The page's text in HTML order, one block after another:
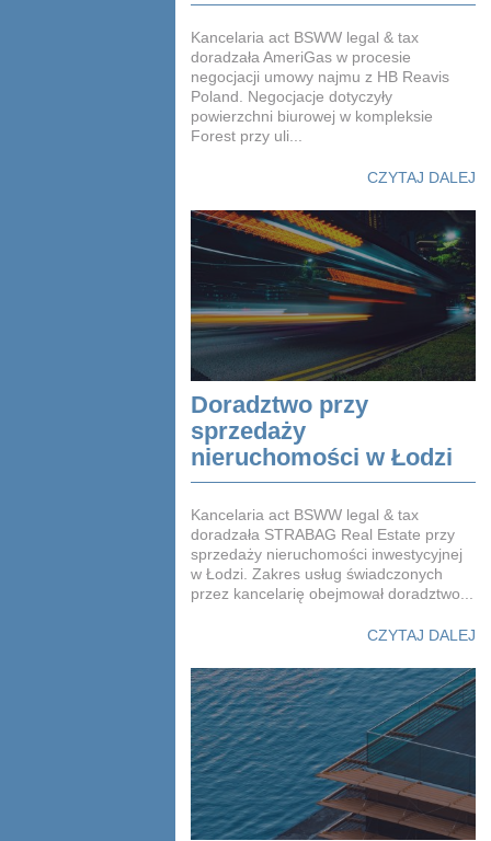
Kancelaria act BSWW legal & tax
doradzała AmeriGas w procesie
negocjacji umowy najmu z HB Reavis
Poland. Negocjacje dotyczyły
powierzchni biurowej w kompleksie
Forest przy uli...
CZYTAJ DALEJ
Doradztwo przy
sprzedaży
nieruchomości w Łodzi
Kancelaria act BSWW legal & tax
doradzała STRABAG Real Estate przy
sprzedaży nieruchomości inwestycyjnej
w Łodzi. Zakres usług świadczonych
przez kancelarię obejmował doradztwo...
CZYTAJ DALEJ